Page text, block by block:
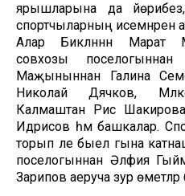
ярышларына да
спортчыларның исемнәрен
Алар Бикләннән Марат
совхозы поселогыннан
Маҗыныннан Галина
Николай Дячков,
Калмаштан Рәисә
Идрисов һәм башкалар.
торып әле быел гына
поселогыннан Әлфия
Зарипов аеруча зур